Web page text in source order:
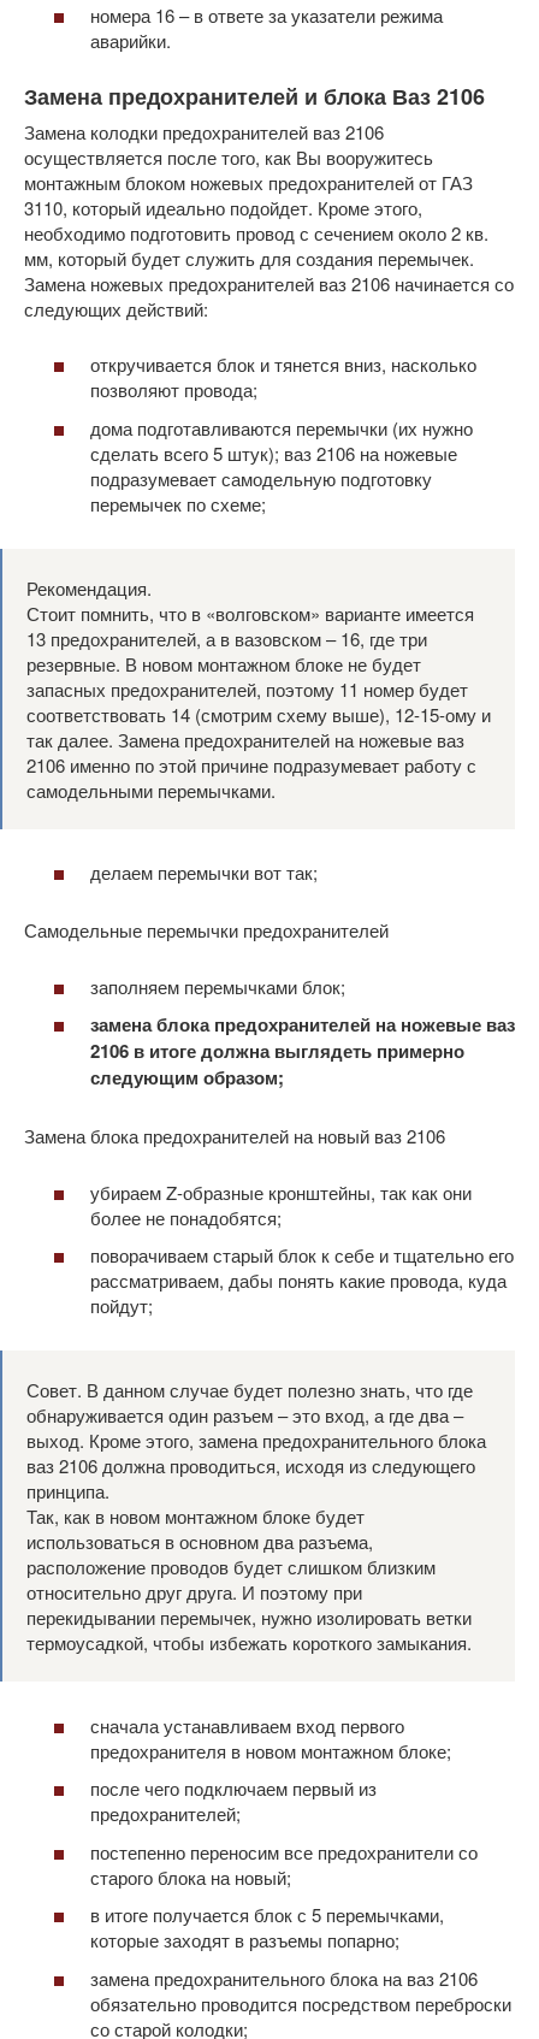
номера 16 – в ответе за указатели режима
аварийки.
Замена предохранителей и блока Ваз 2106
Замена колодки предохранителей ваз 2106
осуществляется после того, как Вы вооружитесь
монтажным блоком ножевых предохранителей от ГАЗ
3110, который идеально подойдет. Кроме этого,
необходимо подготовить провод с сечением около 2 кв.
мм, который будет служить для создания перемычек.
Замена ножевых предохранителей ваз 2106 начинается со
следующих действий:
откручивается блок и тянется вниз, насколько
позволяют провода;
дома подготавливаются перемычки (их нужно
сделать всего 5 штук); ваз 2106 на ножевые
подразумевает самодельную подготовку
перемычек по схеме;
Рекомендация.
Стоит помнить, что в «волговском» варианте имеется
13 предохранителей, а в вазовском – 16, где три
резервные. В новом монтажном блоке не будет
запасных предохранителей, поэтому 11 номер будет
соответствовать 14 (смотрим схему выше), 12-15-ому и
так далее. Замена предохранителей на ножевые ваз
2106 именно по этой причине подразумевает работу с
самодельными перемычками.
делаем перемычки вот так;
Самодельные перемычки предохранителей
заполняем перемычками блок;
замена блока предохранителей на ножевые ваз
2106 в итоге должна выглядеть примерно
следующим образом;
Замена блока предохранителей на новый ваз 2106
убираем Z-образные кронштейны, так как они
более не понадобятся;
поворачиваем старый блок к себе и тщательно его
рассматриваем, дабы понять какие провода, куда
пойдут;
Совет. В данном случае будет полезно знать, что где
обнаруживается один разъем – это вход, а где два –
выход. Кроме этого, замена предохранительного блока
ваз 2106 должна проводиться, исходя из следующего
принципа.
Так, как в новом монтажном блоке будет
использоваться в основном два разъема,
расположение проводов будет слишком близким
относительно друг друга. И поэтому при
перекидывании перемычек, нужно изолировать ветки
термоусадкой, чтобы избежать короткого замыкания.
сначала устанавливаем вход первого
предохранителя в новом монтажном блоке;
после чего подключаем первый из
предохранителей;
постепенно переносим все предохранители со
старого блока на новый;
в итоге получается блок с 5 перемычками,
которые заходят в разъемы попарно;
замена предохранительного блока на ваз 2106
обязательно проводится посредством переброски
со старой колодки;